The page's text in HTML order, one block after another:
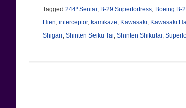
Tagged 244º Sentai, B-29 Superfortress, Boeing B-
Hien, interceptor, kamikaze, Kawasaki, Kawasaki
Shigari, Shinten Seiku Tai, Shinten Shikutai,